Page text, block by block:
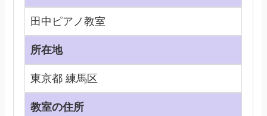
田中ピアノ教室
所在地
東京都 練馬区
教室の住所